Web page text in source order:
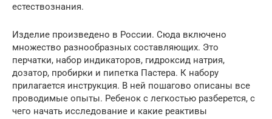
естествознания.
Изделие произведено в России. Сюда включено
множество разнообразных составляющих. Это
перчатки, набор индикаторов, гидроксид натрия,
дозатор, пробирки и пипетка Пастера. К набору
прилагается инструкция. В ней пошагово описаны все
проводимые опыты. Ребенок с легкостью разберется, с
чего начать исследование и какие реактивы